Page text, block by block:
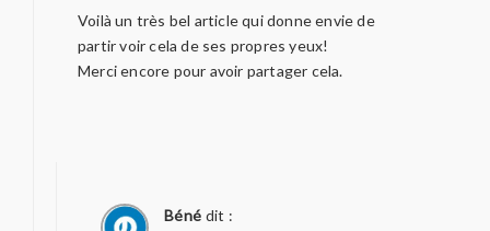
Voilà un très bel article qui donne envie de
partir voir cela de ses propres yeux!
Merci encore pour avoir partager cela.
Béné dit :